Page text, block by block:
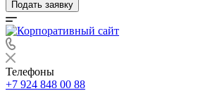
Подать заявку
Телефоны
+7 924 848 00 88